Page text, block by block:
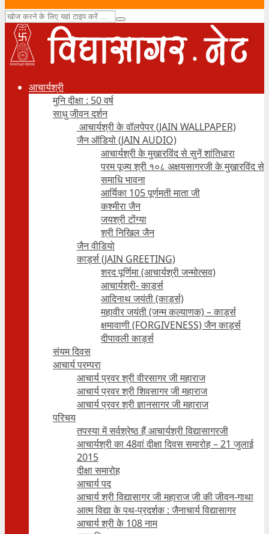
आचार्यश्री
मुनि दीक्षा : 50 वर्ष
साधु जीवन दर्शन
आचार्यश्री के वॉलपेपर (JAIN WALLPAPER)
जैन ऑडियो (JAIN AUDIO)
आचार्यश्री के मुखारविंद से सुनें शांतिधारा
परम पूज्य श्री १०८ अक्षयसागरजी के मुखारविंद से
समाधि भावना
आर्यिका 105 पूर्णमती माता जी
कश्मीरा जैन
जयश्री टोंग्या
श्री निखिल जैन
जैन वीडियो
कार्ड्स (JAIN GREETING)
शरद पूर्णिमा (आचार्यश्री जन्मोत्सव)
आचार्यश्री- कार्ड्स
आदिनाथ जयंती (कार्ड्स)
महावीर जयंती (जन्म कल्याणक) – कार्ड्स
क्षमावाणी (FORGIVENESS) जैन कार्ड्स
दीपावली कार्ड्स
संयम दिवस
आचार्य परम्परा
आचार्य प्रवर श्री वीरसागर जी महाराज
आचार्य प्रवर श्री शिवसागर जी महाराज
आचार्य प्रवर श्री ज्ञानसागर जी महाराज
परिचय
तपस्या में सर्वश्रेष्ठ हैं आचार्यश्री विद्यासागरजी
आचार्यश्री का 48वां दीक्षा दिवस समारोह – 21 जुलाई
2015
दीक्षा समारोह
आचार्य पद
आचार्य श्री विद्यासागर जी महाराज जी की जीवन-गाथा
आत्म विद्या के पथ-प्रदर्शक : जैनाचार्य विद्यासागर
आचार्य श्री के 108 नाम